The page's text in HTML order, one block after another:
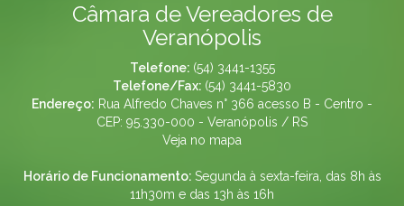
Câmara de Vereadores de
Veranópolis
Telefone: (54) 3441-1355
Telefone/Fax: (54) 3441-5830
Endereço: Rua Alfredo Chaves n° 366 acesso B - Centro -
CEP: 95.330-000 - Veranópolis / RS
Veja no mapa
Horário de Funcionamento: Segunda à sexta-feira, das 8h às
11h30m e das 13h às 16h